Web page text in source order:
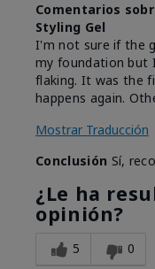
Comentarios
Styling Gel
I'm not sure if the
my foundation but
flaking. It was the
happens again.
Mostrar Traducción
Conclusión Sí,
¿Le ha
opinión?
5 0